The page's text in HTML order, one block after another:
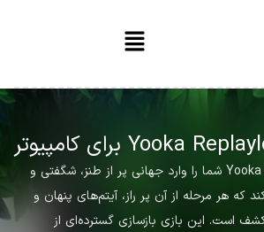
دانلود بازی Yooka Replaylee شما را وارد جهانی پر از طنز، شگفتی و
که هر مرحله از آن پر راز، آیتم‌های پنهان و
است. این بازی بازسازی گسترده‌ای از